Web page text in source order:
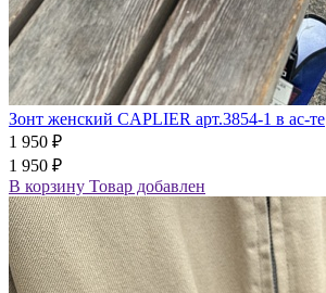
Зонт женский CAPLIER арт.3854-1 в ас-те
1 950 ₽
1 950 ₽
В корзину Товар добавлен